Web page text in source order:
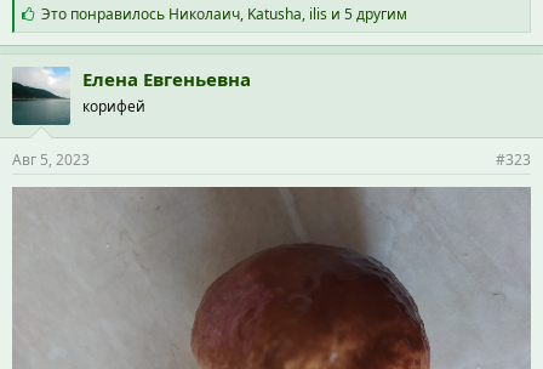
С
и
м
п
а
т
и
:
Это понравилось Николаич, Katusha, ilis и 5 другим
Елена Евгеньевна
корифей
Авг 5, 2023 #323